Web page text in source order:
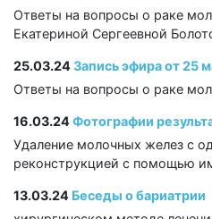
Ответы на вопросы о раке
Екатериной Сергеевной
25.03.24Запись эфира от 25
Ответы на вопросы о раке
16.03.24Фотографии
Удаление молочных желез с
реконструкцией с помощью
13.03.24 Беседы о бариатрии